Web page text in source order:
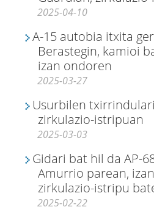
2025-04-10
A-15 autobia itxita
Berastegin, kamioi
izan ondoren
2025-03-27
Usurbilen
zirkulazio-istripuan
2025-03-03
Gidari bat hil da AP-
Amurrio parean,
zirkulazio-istripu
2025-02-22